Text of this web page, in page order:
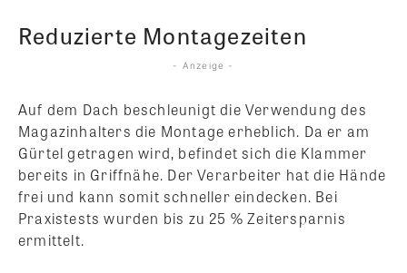
Reduzierte Montagezeiten
- Anzeige -
Auf dem Dach beschleunigt die Verwendung des
Magazinhalters die Montage erheblich. Da er am
Gürtel getragen wird, befindet sich die Klammer
bereits in Griffnähe. Der Verarbeiter hat die Hände
frei und kann somit schneller eindecken. Bei
Praxistests wurden bis zu 25 % Zeitersparnis
ermittelt.